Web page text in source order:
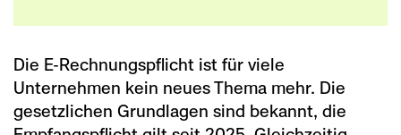
Die E-Rechnungspflicht ist für viele
Unternehmen kein neues Thema mehr. Die
gesetzlichen Grundlagen sind bekannt, die